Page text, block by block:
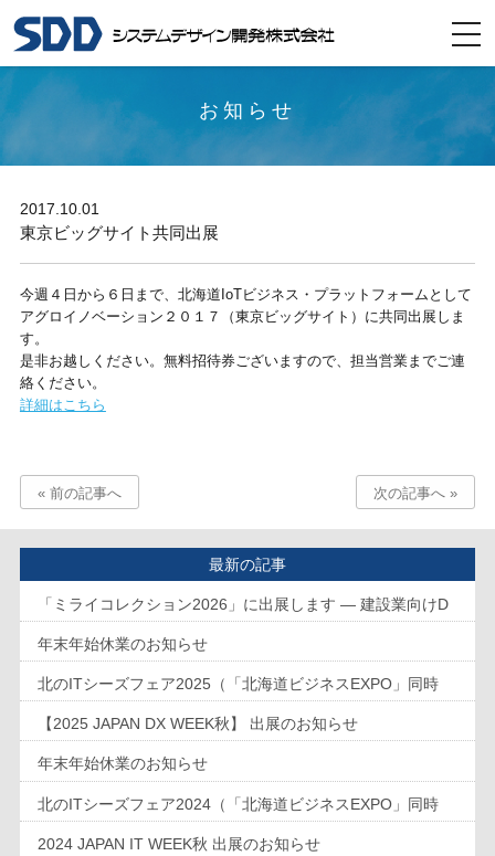
お知らせ
2017.10.01
東京ビッグサイト共同出展
今週４日から６日まで、北海道IoTビジネス・プラットフォームとして
アグロイノベーション２０１７（東京ビッグサイト）に共同出展しま
す。
是非お越しください。無料招待券ございますので、担当営業までご連
絡ください。
詳細はこちら
« 前の記事へ 次の記事へ »
最新の記事
「ミライコレクション2026」に出展します ― 建設業向けD
年末年始休業のお知らせ
北のITシーズフェア2025（「北海道ビジネスEXPO」同時
【2025 JAPAN DX WEEK秋】 出展のお知らせ
年末年始休業のお知らせ
北のITシーズフェア2024（「北海道ビジネスEXPO」同時
2024 JAPAN IT WEEK秋 出展のお知らせ